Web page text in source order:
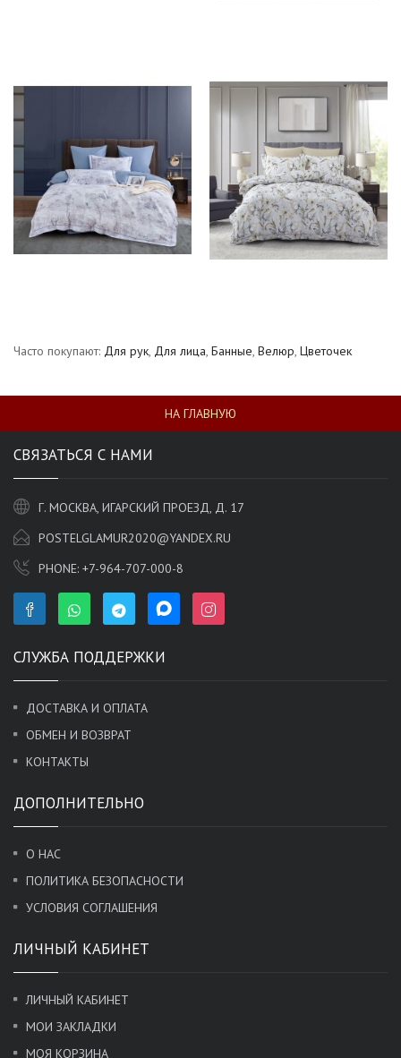
Часто покупают: Для рук, Для лица, Банные, Велюр, Цветочек
НА ГЛАВНУЮ
СВЯЗАТЬСЯ С НАМИ
Г. МОСКВА, ИГАРСКИЙ ПРОЕЗД, Д. 17
POSTELGLAMUR2020@YANDEX.RU
PHONE: +7-964-707-000-8
СЛУЖБА ПОДДЕРЖКИ
ДОСТАВКА И ОПЛАТА
ОБМЕН И ВОЗВРАТ
КОНТАКТЫ
ДОПОЛНИТЕЛЬНО
О НАС
ПОЛИТИКА БЕЗОПАСНОСТИ
УСЛОВИЯ СОГЛАШЕНИЯ
ЛИЧНЫЙ КАБИНЕТ
ЛИЧНЫЙ КАБИНЕТ
МОИ ЗАКЛАДКИ
МОЯ КОРЗИНА